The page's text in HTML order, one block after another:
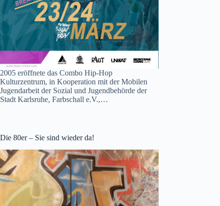
2005 eröffnete das Combo Hip-Hop
Kulturzentrum, in Kooperation mit der Mobilen
Jugendarbeit der Sozial und Jugendbehörde der
Stadt Karlsruhe, Farbschall e.V.,…
Die 80er – Sie sind wieder da!